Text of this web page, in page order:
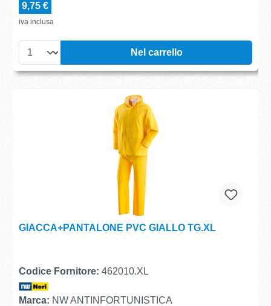
9,75 €
iva inclusa
Nel carrello
GIACCA+PANTALONE PVC GIALLO TG.XL
Codice Fornitore: 462010.XL
Marca: NW ANTINFORTUNISTICA